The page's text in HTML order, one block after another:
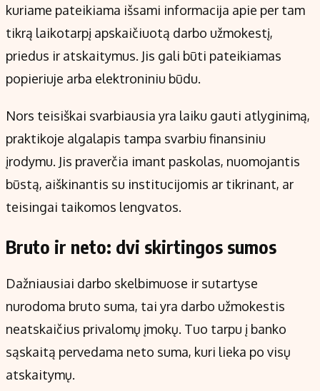
kuriame pateikiama išsami informacija apie per tam
tikrą laikotarpį apskaičiuotą darbo užmokestį,
priedus ir atskaitymus. Jis gali būti pateikiamas
popieriuje arba elektroniniu būdu.
Nors teisiškai svarbiausia yra laiku gauti atlyginimą,
praktikoje algalapis tampa svarbiu finansiniu
įrodymu. Jis praverčia imant paskolas, nuomojantis
būstą, aiškinantis su institucijomis ar tikrinant, ar
teisingai taikomos lengvatos.
Bruto ir neto: dvi skirtingos sumos
Dažniausiai darbo skelbimuose ir sutartyse
nurodoma bruto suma, tai yra darbo užmokestis
neatskaičius privalomų įmokų. Tuo tarpu į banko
sąskaitą pervedama neto suma, kuri lieka po visų
atskaitymų.